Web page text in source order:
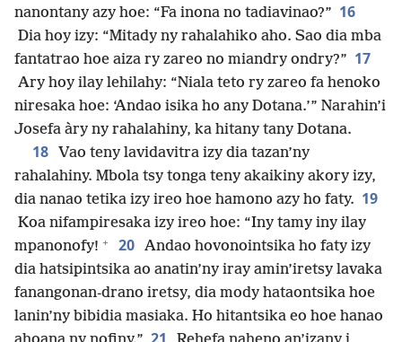
nanontany azy hoe: “Fa inona no tadiavinao?” 16
Dia hoy izy: “Mitady ny rahalahiko aho. Sao dia mba
fantatrao hoe aiza ry zareo no miandry ondry?” 17
Ary hoy ilay lehilahy: “Niala teto ry zareo fa henoko
niresaka hoe: ‘Andao isika ho any Dotana.’” Narahin’i
Josefa àry ny rahalahiny, ka hitany tany Dotana.
18
Vao teny lavidavitra izy dia tazan’ny
rahalahiny. Mbola tsy tonga teny akaikiny akory izy,
dia nanao tetika izy ireo hoe hamono azy ho faty. 19
Koa nifampiresaka izy ireo hoe: “Iny tamy iny ilay
mpanonofy! + 20 Andao hovonointsika ho faty izy
dia hatsipintsika ao anatin’ny iray amin’iretsy lavaka
fanangonan-drano iretsy, dia mody hataontsika hoe
lanin’ny bibidia masiaka. Ho hitantsika eo hoe hanao